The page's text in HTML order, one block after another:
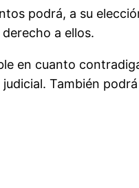
podrá, a su
a ellos.
en cuanto
También